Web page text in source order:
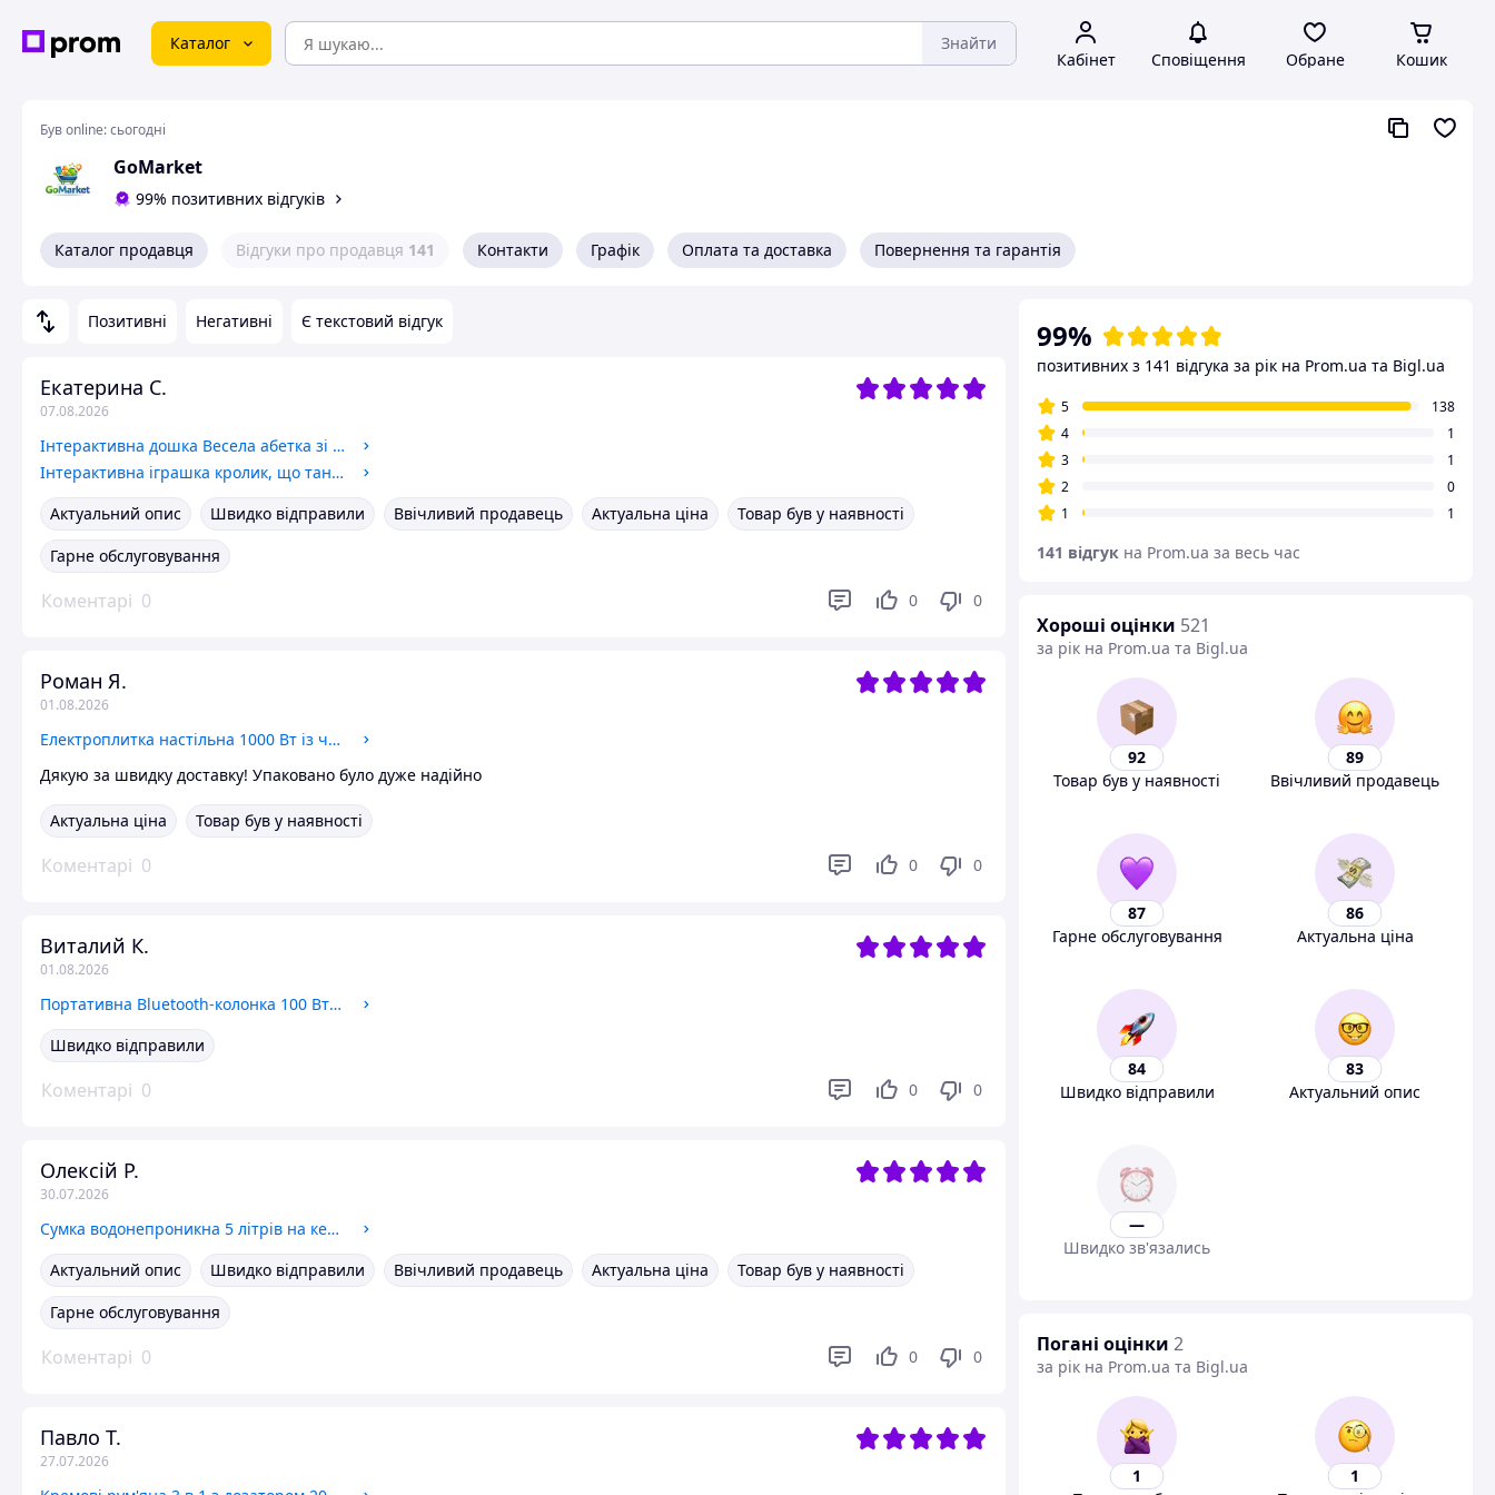
Каталог Знайти
Кабінет Сповіщення Обране Кошик
Був online:сьогодні
GoMarket
99% позитивних відгуків
Каталог продавця Відгуки про продавця 141 Контакти Графік Оплата та доставка Повернення та гарантія
Позитивні Негативні Є текстовий відгук
Екатерина С.
07.08.2026
Інтерактивна дошка Весела абетка зі звуковими ефектами для навчання дітей 1-3 років пластик GR-14120
Інтерактивна іграшка кролик, що танцює, з музикою і світлом для дітей від 3 років сірий GR-13887
Актуальний опис
Швидко відправили Ввічливий продавець Актуальна ціна
Товар був у наявності
Гарне обслуговування
Коментарі 0 0 0
Роман Я.
01.08.2026
Електроплитка настільна 1000 Вт із чавунними конфорками біла модель HP-01S
Дякую за швидку доставку! Упаковано було дуже надійно
Актуальна ціна Товар був у наявності
Коментарі 0 0 0
Виталий К.
01.08.2026
Портативна Bluetooth-колонка 100 Вт USB AUX чорний Hopestar A60 для бездротового прослуховування музики
Швидко відправили
Коментарі 0 0 0
Олексій Р.
30.07.2026
Сумка водонепроникна 5 літрів на кермо самоката жорстка з 4 кишенями чорна Trizand GR-7582
Актуальний опис
Швидко відправили Ввічливий продавець Актуальна ціна
Товар був у наявності
Гарне обслуговування
Коментарі 0 0 0
Павло Т.
27.07.2026
99%
позитивних з 141 відгука за рік на Prom.ua та Bigl.ua
5
138
4
1
3
1
2
0
1
1
141 відгук на Prom.ua за весь час
Хороші оцінки 521
за рік на Prom.ua та Bigl.ua
92
Товар був у наявності
89
Ввічливий продавець
87
Гарне обслуговування
86
Актуальна ціна
84
Швидко відправили
83
Актуальний опис
—
Швидко зв'язались
Погані оцінки 2
за рік на Prom.ua та Bigl.ua
1
1